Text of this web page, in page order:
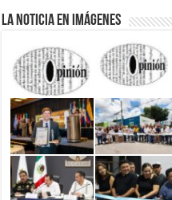
La Noticia en Imágenes